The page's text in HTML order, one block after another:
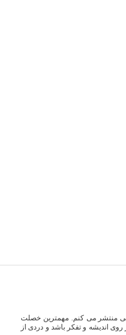
منتشر می کنم. مهمترین خصلت
اندیشه و تفکر باشد و دردی از